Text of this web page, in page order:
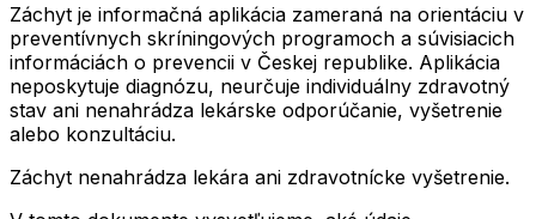
Záchyt je informačná aplikácia zameraná na orientáciu v
preventívnych skríningových programoch a súvisiacich
informáciách o prevencii v Českej republike. Aplikácia
neposkytuje diagnózu, neurčuje individuálny zdravotný
stav ani nenahrádza lekárske odporúčanie, vyšetrenie
alebo konzultáciu.
Záchyt nenahrádza lekára ani zdravotnícke vyšetrenie.